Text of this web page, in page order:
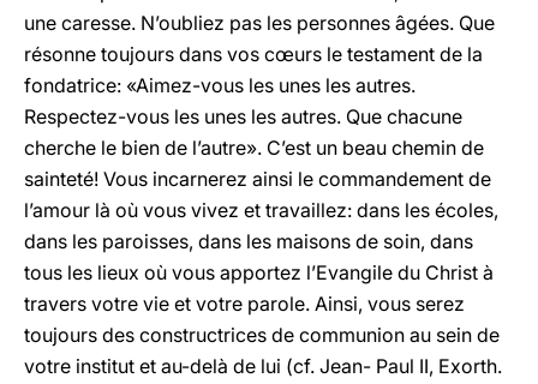
une caresse. N’oubliez pas les personnes âgées. Que
résonne toujours dans vos cœurs le testament de la
fondatrice: «Aimez-vous les unes les autres.
Respectez-vous les unes les autres. Que chacune
cherche le bien de l’autre». C’est un beau chemin de
sainteté! Vous incarnerez ainsi le commandement de
l’amour là où vous vivez et travaillez: dans les écoles,
dans les paroisses, dans les maisons de soin, dans
tous les lieux où vous apportez l’Evangile du Christ à
travers votre vie et votre parole. Ainsi, vous serez
toujours des constructrices de communion au sein de
votre institut et au-delà de lui (cf. Jean- Paul II, Exorth.